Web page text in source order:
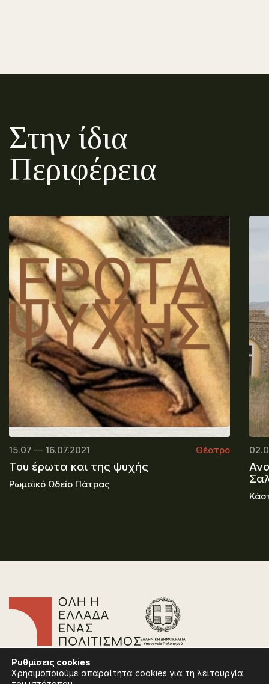
Στην ίδια
Περιφέρεια
15.07 — 16.07.2021 Θέατρο
Του έρωτα και της ψυχής
Ρωμαϊκό Ωδείο Πάτρας
Συχνές Ερωτήσεις
Πολιτική Απορρήτου
Ρυθμίσεις cookies
Χρησιμοποιούμε απαραίτητα cookies για τη λειτουργία